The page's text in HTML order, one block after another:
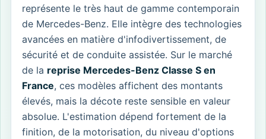
représente le très haut de gamme contemporain
de Mercedes-Benz. Elle intègre des technologies
avancées en matière d'infodivertissement, de
sécurité et de conduite assistée. Sur le marché
de la reprise Mercedes-Benz Classe S en
France, ces modèles affichent des montants
élevés, mais la décote reste sensible en valeur
absolue. L'estimation dépend fortement de la
finition, de la motorisation, du niveau d'options